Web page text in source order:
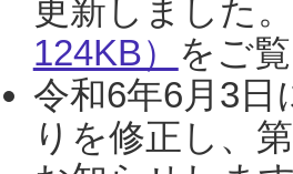
更新しました
124KB） をご
令和6年6月3日
りを修正し、